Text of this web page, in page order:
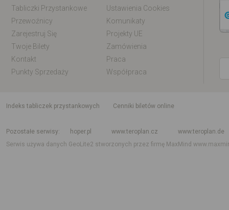
Tabliczki Przystankowe
Ustawienia Cookies
Przewoźnicy
Komunikaty
Zarejestruj Się
Projekty UE
Twoje Bilety
Zamówienia
Kontakt
Praca
Punkty Sprzedaży
Współpraca
indeks tabliczek przystankowych
Cenniki biletów online
Pozostałe serwisy
hoper.pl www.teroplan.cz
www.teroplan.de
Serwis używa danych GeoLite2 stworzonych przez firmę MaxMind